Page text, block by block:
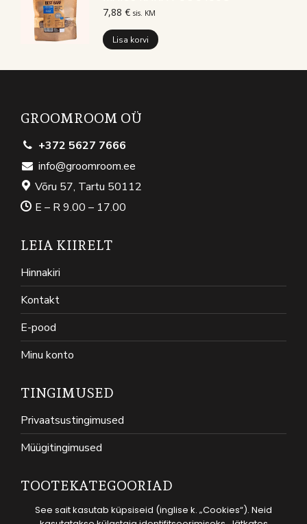
7,88 € sis. KM
Lisa korvi
GROOMROOM OÜ
+372 5627 7666
info@groomroom.ee
Võru 57, Tartu 50112
E – R 9.00 – 17.00
LEIA KIIRELT
Hinnakiri
Kontakt
E-pood
Minu konto
TINGIMUSED
Privaatsustingimused
Müügitingimused
TOOTEKATEGOORIAD
KASSID
See sait kasutab küpsiseid (inglise k. „Cookies“). Neid